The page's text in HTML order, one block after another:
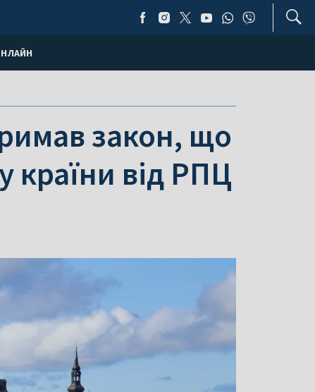
закон, що
країни від РПЦ